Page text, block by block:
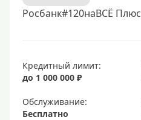
Росбанк#120наВСЁ Плюс
Кредитный лимит:
до 1 000 000 ₽
Обслуживание:
Бесплатно